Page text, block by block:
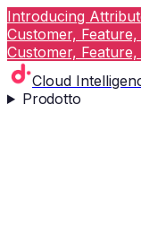
Introducing
Customer,
Customer,
Cloud
Prodotto